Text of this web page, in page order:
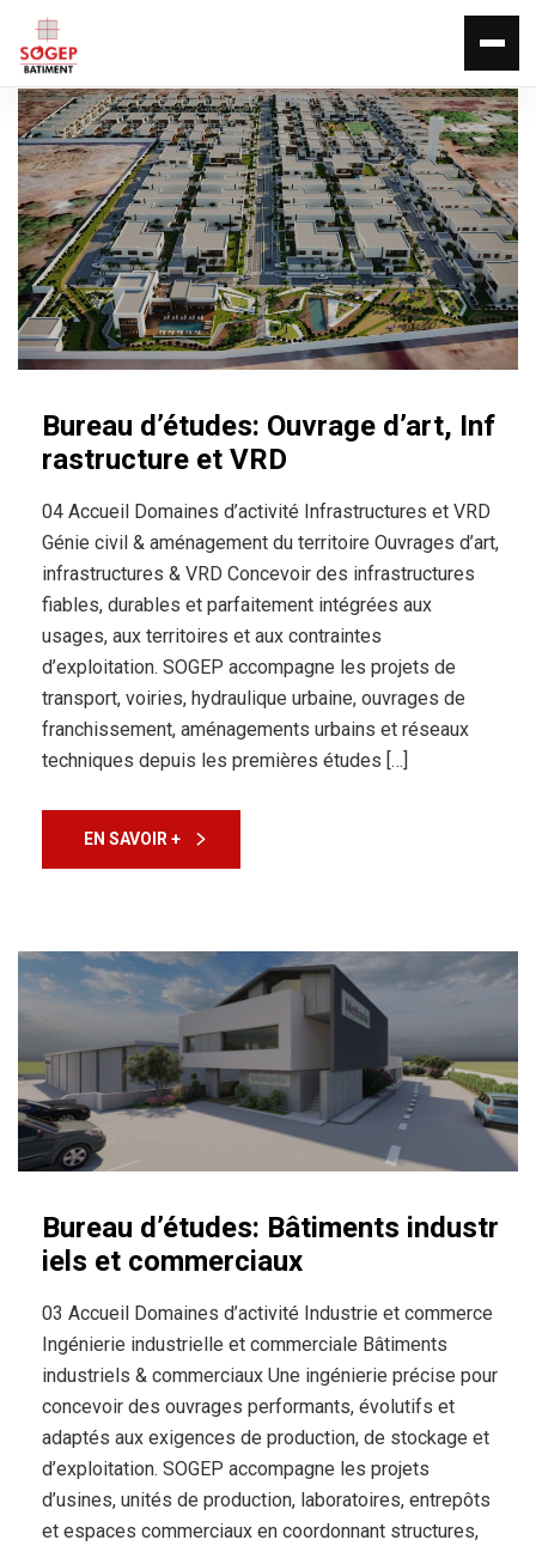
Bureau d’études: Ouvrage d’art, Inf
rastructure et VRD
04 Accueil Domaines d’activité Infrastructures et VRD
Génie civil & aménagement du territoire Ouvrages d’art,
infrastructures & VRD Concevoir des infrastructures
fiables, durables et parfaitement intégrées aux
usages, aux territoires et aux contraintes
d’exploitation. SOGEP accompagne les projets de
transport, voiries, hydraulique urbaine, ouvrages de
franchissement, aménagements urbains et réseaux
techniques depuis les premières études […]
EN SAVOIR +
Bureau d’études: Bâtiments industr
iels et commerciaux
03 Accueil Domaines d’activité Industrie et commerce
Ingénierie industrielle et commerciale Bâtiments
industriels & commerciaux Une ingénierie précise pour
concevoir des ouvrages performants, évolutifs et
adaptés aux exigences de production, de stockage et
d’exploitation. SOGEP accompagne les projets
d’usines, unités de production, laboratoires, entrepôts
et espaces commerciaux en coordonnant structures,